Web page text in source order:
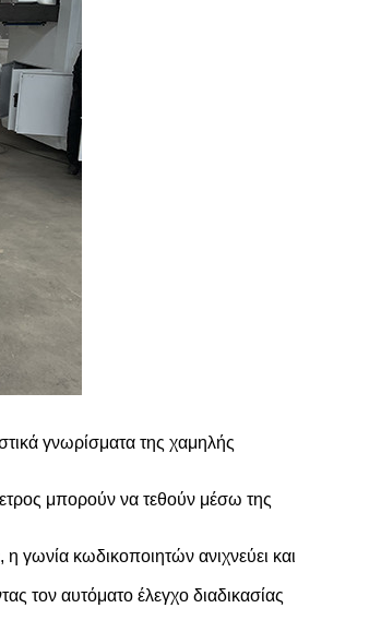
γνωρίσματα της χαμηλής
μπορούν να τεθούν μέσω της
γωνία κωδικοποιητών ανιχνεύει και
τον αυτόματο έλεγχο διαδικασίας